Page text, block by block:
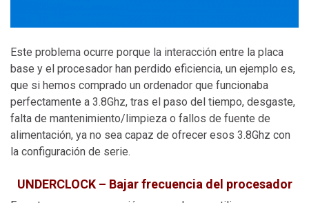
Este problema ocurre porque la interacción entre la placa
base y el procesador han perdido eficiencia, un ejemplo es,
que si hemos comprado un ordenador que funcionaba
perfectamente a 3.8Ghz, tras el paso del tiempo, desgaste,
falta de mantenimiento/limpieza o fallos de fuente de
alimentación, ya no sea capaz de ofrecer esos 3.8Ghz con
la configuración de serie.
UNDERCLOCK – Bajar frecuencia del procesador